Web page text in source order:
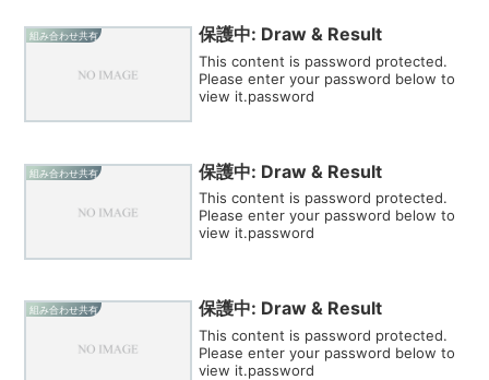
組み合わせ共有 保護中: Draw & Result
This content is password protected.
Please enter your password below to
view it.password
組み合わせ共有 保護中: Draw & Result
This content is password protected.
Please enter your password below to
view it.password
組み合わせ共有 保護中: Draw & Result
This content is password protected.
Please enter your password below to
view it.password